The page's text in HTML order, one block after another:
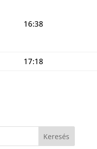
16:38
17:18
Keresés